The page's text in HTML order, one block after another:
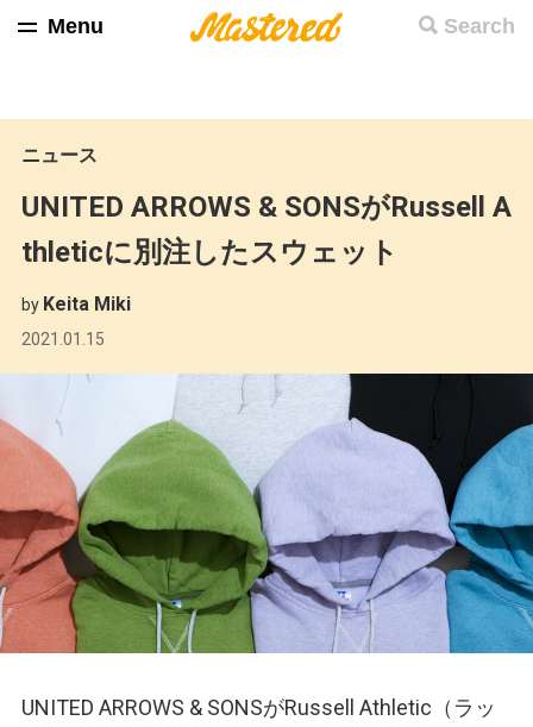
Search
Menu
ニュース
UNITED ARROWS & SONSがRussell A
thleticに別注したスウェット
by Keita Miki
2021.01.15
UNITED ARROWS & SONSがRussell Athletic（ラッ